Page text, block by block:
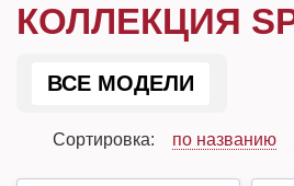
КОЛЛЕКЦИЯ
ВСЕ МОДЕЛИ
Сортировка: по названию